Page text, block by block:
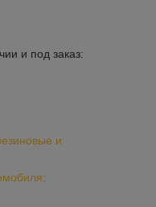
и под заказ:
и